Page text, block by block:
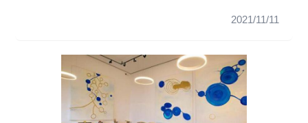
2021/11/11